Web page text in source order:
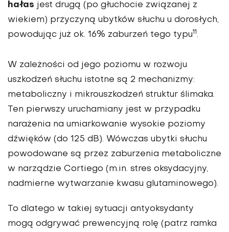
hałas jest drugą (po głuchocie związanej z
wiekiem) przyczyną ubytków słuchu u dorosłych,
powodując już ok. 16% zaburzeń tego typu11.
W zależności od jego poziomu w rozwoju
uszkodzeń słuchu istotne są 2 mechanizmy:
metaboliczny i mikrouszkodzeń struktur ślimaka.
Ten pierwszy uruchamiany jest w przypadku
narażenia na umiarkowanie wysokie poziomy
dźwięków (do 125 dB). Wówczas ubytki słuchu
powodowane są przez zaburzenia metaboliczne
w narządzie Cortiego (m.in. stres oksydacyjny,
nadmierne wytwarzanie kwasu glutaminowego).
To dlatego w takiej sytuacji antyoksydanty
mogą odgrywać prewencyjną rolę (patrz ramka